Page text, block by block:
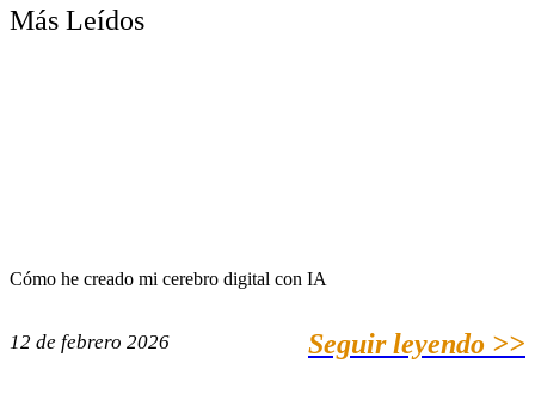
Más Leídos
Cómo he creado mi cerebro digital con IA
12 de febrero 2026 Seguir leyendo >>